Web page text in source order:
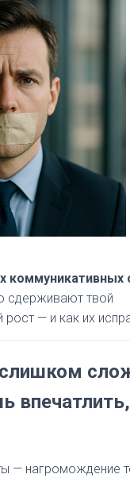
сдерживают твой
— и как их
слишком
— нагромождение